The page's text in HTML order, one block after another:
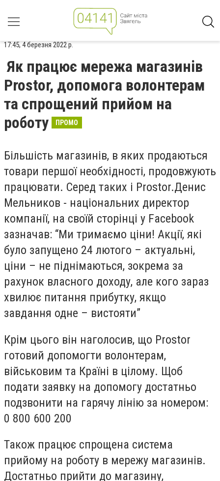
17:45, 4 березня 2022 р.
Як працює мережа магазинів
Prostor, допомога волонтерам
та спрощений прийом на
роботу
ПРОМО
Більшість магазинів, в яких продаються
товари першої необхідності, продовжують
працювати. Серед таких і Prostor.Денис
Мельников - національних директор
компанії, на своїй сторінці у Facebook
зазначав: “Ми тримаємо ціни! Акції, які
було запущено 24 лютого – актуальні,
ціни – не піднімаються, зокрема за
рахунок власного доходу, але кого зараз
хвилює питання прибутку, якщо
завдання одне – вистояти”
Крім цього він наголосив, що Prostor
готовий допомогти волонтерам,
військовим та Країні в цілому. Щоб
подати заявку на допомогу достатньо
подзвонити на гарячу лінію за номером:
0 800 600 200
Також працює спрощена система
прийому на роботу в мережу магазинів.
Достатньо прийти до магазину,